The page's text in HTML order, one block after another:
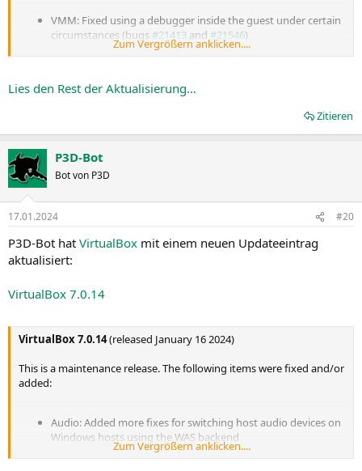
VMM: Fixed using a debugger inside the guest under certain
circumstances (bugs #21413 and #21546)
VMM: Fixed detection of VT-x being used by other
Zum Vergrößern anklicken....
Lies den Rest der Aktualisierung…
Zitieren
P3D-Bot
Bot von P3D
17.01.2024 #20
P3D-Bot hat VirtualBox mit einem neuen Updateeintrag
aktualisiert:
VirtualBox 7.0.14
VirtualBox 7.0.14(released January 16 2024)
This is a maintenance release. The following items were fixed and/or
added:
Audio: Added more fixes for switching host audio devices on
Windows hosts using the WAS backend
3D: Added general improvements
Zum Vergrößern anklicken....